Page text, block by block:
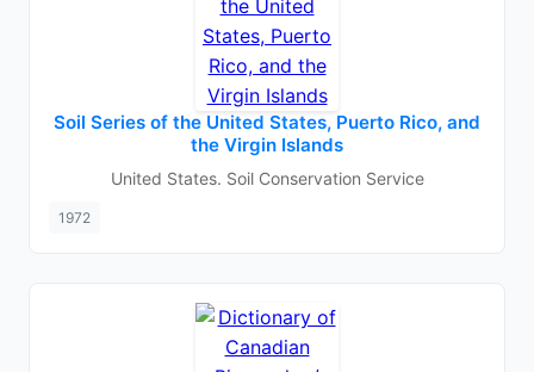
Soil Series of the United States, Puerto Rico, and
the Virgin Islands
United States. Soil Conservation Service
1972